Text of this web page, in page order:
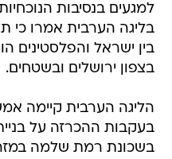
למגעים בנסיבות
בליגה הערבית אמרו כי
בין ישראל והפלסטינים
בצפון ירושלים ובשטחים.
הליגה הערבית קיימה
בשכונת רמת שלמה